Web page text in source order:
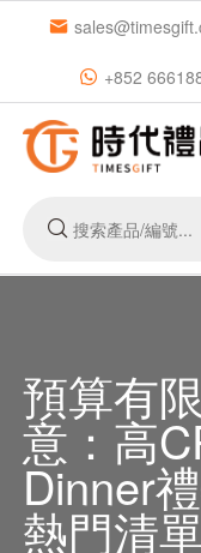
+852
預算有
意：高
Dinner
熱門清